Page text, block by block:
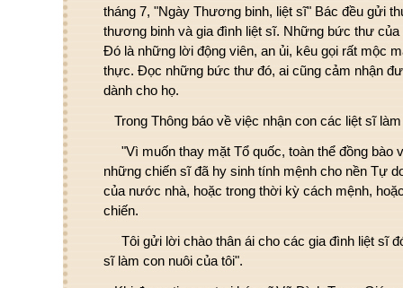
tháng 7, "Ngày Thương binh, liệt sĩ" Bác đều gửi
thương binh và gia đình liệt sĩ. Những bức thư
Đó là những lời động viên, an ủi, kêu gọi rất mộc
thực. Đọc những bức thư đó, ai cũng cảm nhận
dành cho họ.
Trong Thông báo về việc nhận con các liệt sĩ
"Vì muốn thay mặt Tổ quốc, toàn thể đồng bào
những chiến sĩ đã hy sinh tính mệnh cho nền Tự
của nước nhà, hoặc trong thời kỳ cách mệnh,
chiến.
Tôi gửi lời chào thân ái cho các gia đình liệt sĩ
sĩ làm con nuôi của tôi".